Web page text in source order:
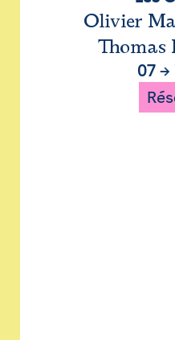
Olivier
Thomas
07→